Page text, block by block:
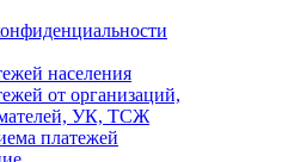
населения
от организаций,
УК, ТСЖ
платежей